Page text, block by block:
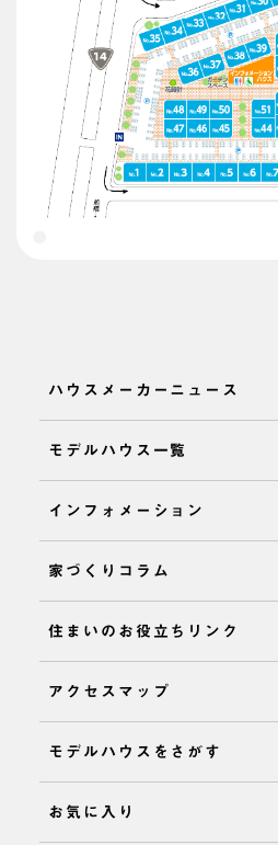
ハウスメーカーニュース
モデルハウス一覧
インフォメーション
家づくりコラム
住まいのお役立ちリンク
アクセスマップ
モデルハウスをさがす
お気に入り